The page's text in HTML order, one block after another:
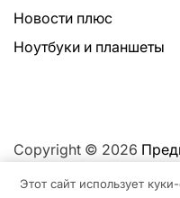
Новости плюс
Ноутбуки и планшеты
Copyright © 2026
платформеWordPress.
Этот сайт использует